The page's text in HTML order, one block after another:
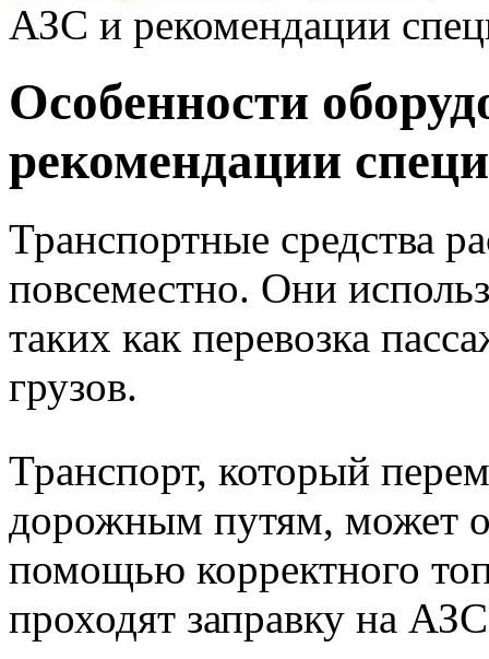
АЗС и рекомендации
Особенности
рекомендации
Транспортные средства
повсеместно. Они
таких как перевозка
грузов.
Транспорт, который
дорожным путям, может
помощью корректного
проходят заправку на